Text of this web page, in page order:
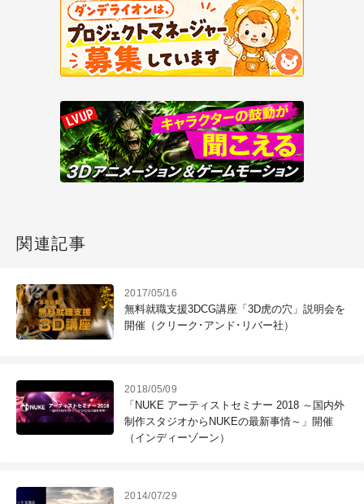
関連記事
2017/05/16
無料就職支援3DCG講座「3D虎の穴」説明会を
開催（クリーク･アンド･リバー社）
2018/05/09
「NUKE アーティストセミナー 2018 ～国内外
制作スタジオからNUKEの最新事情～」開催
（インディーゾーン）
2014/07/29